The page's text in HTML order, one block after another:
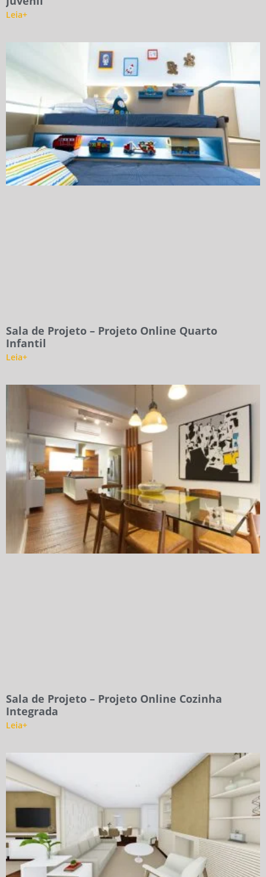
Leia+
Sala de Projeto – Projeto Online Quarto
Infantil
Leia+
Sala de Projeto – Projeto Online Cozinha
Integrada
Leia+